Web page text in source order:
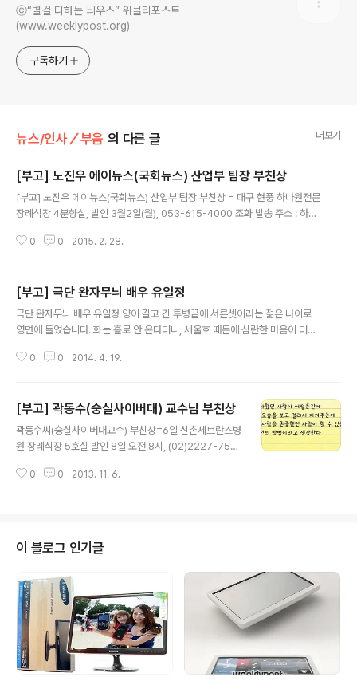
ⓒ“별걸 다하는 늬우스” 위클리포스트
(www.weeklypost.org)
구독하기
뉴스/인사／부음 의 다른 글 더보기
[부고] 노진우 에이뉴스(국회뉴스) 산업부 팀장 부친상
[부고] 노진우 에이뉴스(국회뉴스) 산업부 팀장 부친상 = 대구 현풍 하나원전문
장례식장 4분향실, 발인 3월2일(월), 053-615-4000 조화 발송 주소 : 하나
0 0 2015. 2. 28.
[부고] 극단 완자무늬 배우 유일정
극단 완자무늬 배우 유일정 양이 길고 긴 투병끝에 서른셋이라는 젊은 나이로
영면에 들었습니다. 화는 홀로 안 온다더니, 세울호 때문에 심란한 마음이 더욱
인 : 2014년 4월 20일(일) 오전 11시 문의 : 010 2706 4811
0 0 2014. 4. 19.
[부고] 곽동수(숭실사이버대) 교수님 부친상
곽동수씨(숭실사이버대교수) 부친상=6일 신촌세브란스병
원 장례식장 5호실 발인 8일 오전 8시, (02)2227-756
0 0 2013. 11. 6.
이 블로그 인기글